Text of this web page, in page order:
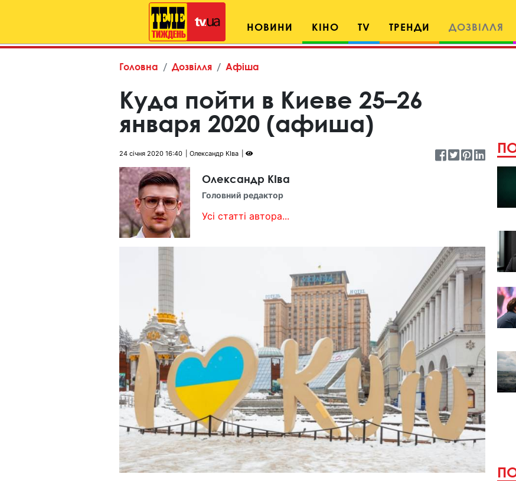
НОВИНИ КІНО TV ТРЕНДИ ДОЗВІЛЛЯ
Головна Дозвілля Афіша
Куда пойти в Киеве 25–26
января 2020 (афиша)
24 січня 2020 16:40 Олександр КІва
Олександр КІва
Головний редактор
Усі статті автора...